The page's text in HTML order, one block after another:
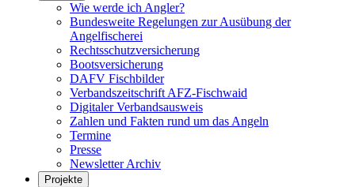
Wie werde ich Angler?
Bundesweite Regelungen zur Ausübung der
Angelfischerei
Rechtsschutzversicherung
Bootsversicherung
DAFV Fischbilder
Verbandszeitschrift AFZ-Fischwaid
Digitaler Verbandsausweis
Zahlen und Fakten rund um das Angeln
Termine
Presse
Newsletter Archiv
Projekte